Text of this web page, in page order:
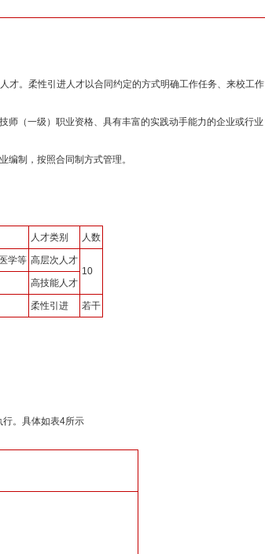
才。柔性引进人才以合同约定的方式明确工作任务、来校工作
师（一级）职业资格、具有丰富的实践动手能力的企业或行业
编制，按照合同制方式管理。
人才类别 人数
学等 高层次人才
10
高技能人才
柔性引进 若干
。具体如表4所示